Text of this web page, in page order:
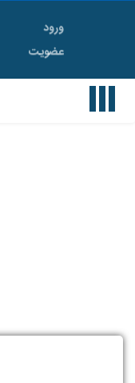
Toggle
navigation
ورود
عضویت